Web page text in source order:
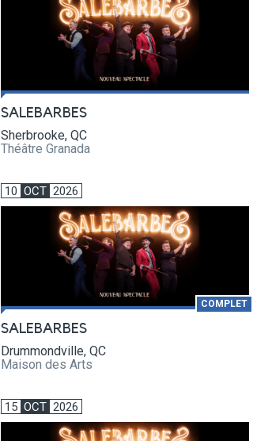
SALEBARBES
Sherbrooke, QC
Théâtre Granada
10 OCT 2026
COMPLET
SALEBARBES
Drummondville, QC
Maison des Arts
15 OCT 2026